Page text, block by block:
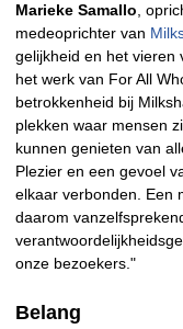
Marieke Samallo ,
medeoprichter van
gelijkheid en het vieren
het werk van For All
betrokkenheid bij
plekken waar mensen
kunnen genieten van
Plezier en een gevoel
elkaar verbonden. Een
daarom
onze bezoekers."
Belang